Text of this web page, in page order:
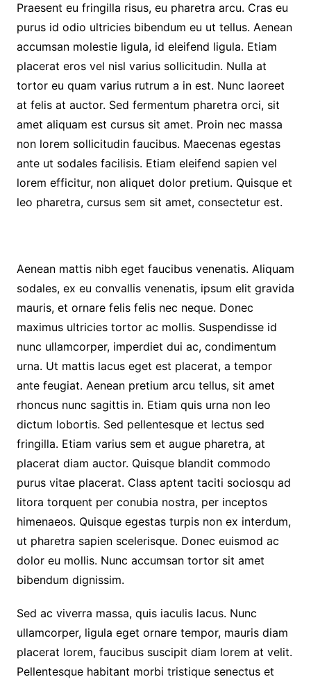
Praesent eu fringilla risus, eu pharetra arcu. Cras eu
purus id odio ultricies bibendum eu ut tellus. Aenean
accumsan molestie ligula, id eleifend ligula. Etiam
placerat eros vel nisl varius sollicitudin. Nulla at
tortor eu quam varius rutrum a in est. Nunc laoreet
at felis at auctor. Sed fermentum pharetra orci, sit
amet aliquam est cursus sit amet. Proin nec massa
non lorem sollicitudin faucibus. Maecenas egestas
ante ut sodales facilisis. Etiam eleifend sapien vel
lorem efficitur, non aliquet dolor pretium. Quisque et
leo pharetra, cursus sem sit amet, consectetur est.
Aenean mattis nibh eget faucibus venenatis. Aliquam
sodales, ex eu convallis venenatis, ipsum elit gravida
mauris, et ornare felis felis nec neque. Donec
maximus ultricies tortor ac mollis. Suspendisse id
nunc ullamcorper, imperdiet dui ac, condimentum
urna. Ut mattis lacus eget est placerat, a tempor
ante feugiat. Aenean pretium arcu tellus, sit amet
rhoncus nunc sagittis in. Etiam quis urna non leo
dictum lobortis. Sed pellentesque et lectus sed
fringilla. Etiam varius sem et augue pharetra, at
placerat diam auctor. Quisque blandit commodo
purus vitae placerat. Class aptent taciti sociosqu ad
litora torquent per conubia nostra, per inceptos
himenaeos. Quisque egestas turpis non ex interdum,
ut pharetra sapien scelerisque. Donec euismod ac
dolor eu mollis. Nunc accumsan tortor sit amet
bibendum dignissim.
Sed ac viverra massa, quis iaculis lacus. Nunc
ullamcorper, ligula eget ornare tempor, mauris diam
placerat lorem, faucibus suscipit diam lorem at velit.
Pellentesque habitant morbi tristique senectus et